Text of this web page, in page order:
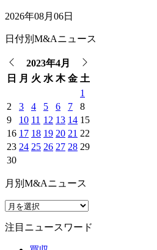
2026年08月06日
日付別M&Aニュース
2023年4月
日
月 火 水 木 金 土
1
2
3 4 5 6 7
8
9
10 11 12 13 14 15
16 17 18 19 20 21 22
23 24 25 26 27 28 29
30
月別M&Aニュース
注目ニュースワード